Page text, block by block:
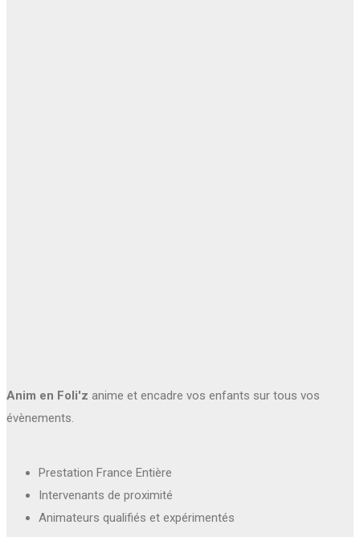
Anim en Foli'z anime et encadre vos enfants sur tous vos
évènements.
Prestation France Entière
Intervenants de proximité
Animateurs qualifiés et expérimentés